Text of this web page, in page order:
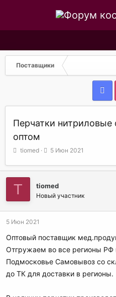
Поставщики
Перчатки
оптом
А
т
о
р
м
ы
tiomed
Д
т
н
а
а
5 Июн 2021
T tiomed
Новый участник
5 Июн 2021
Оптовый поставщик
Отгружаем во все регионы РФ
Подмосковье Самовывоз со
до ТК для доставки в регионы.